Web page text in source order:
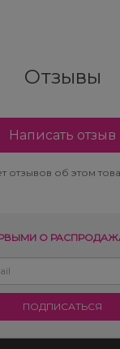
Отзывы
Написать отзыв
отзывов об этом
О